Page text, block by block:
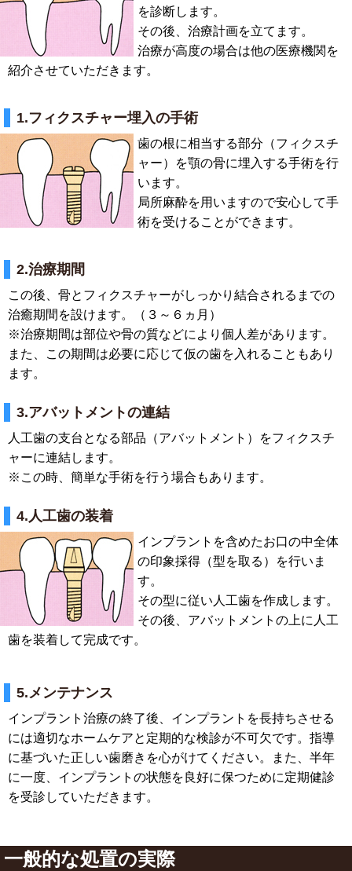
を診断します。
その後、治療計画を立てます。
治療が高度の場合は他の医療機関を
紹介させていただきます。
1.フィクスチャー埋入の手術
歯の根に相当する部分（フィクスチ
ャー）を顎の骨に埋入する手術を行
います。
局所麻酔を用いますので安心して手
術を受けることができます。
2.治療期間
この後、骨とフィクスチャーがしっかり結合されるまでの
治癒期間を設けます。（３～６ヵ月）
※治療期間は部位や骨の質などにより個人差があります。
また、この期間は必要に応じて仮の歯を入れることもあり
ます。
3.アバットメントの連結
人工歯の支台となる部品（アバットメント）をフィクスチ
ャーに連結します。
※この時、簡単な手術を行う場合もあります。
4.人工歯の装着
インプラントを含めたお口の中全体
の印象採得（型を取る）を行いま
す。
その型に従い人工歯を作成します。
その後、アバットメントの上に人工
歯を装着して完成です。
5.メンテナンス
インプラント治療の終了後、インプラントを長持ちさせる
には適切なホームケアと定期的な検診が不可欠です。指導
に基づいた正しい歯磨きを心がけてください。また、半年
に一度、インプラントの状態を良好に保つために定期健診
を受診していただきます。
一般的な処置の実際